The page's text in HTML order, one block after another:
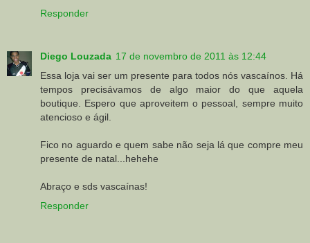
Responder
Diego Louzada 17 de novembro de 2011 às 12:44
Essa loja vai ser um presente para todos nós vascaínos. Há
tempos precisávamos de algo maior do que aquela
boutique. Espero que aproveitem o pessoal, sempre muito
atencioso e ágil.
Fico no aguardo e quem sabe não seja lá que compre meu
presente de natal...hehehe
Abraço e sds vascaínas!
Responder